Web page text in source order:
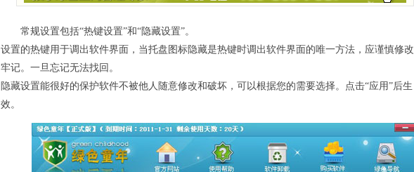
常规设置包括“热键设置”和“隐藏设置”。
设置的热键用于调出软件界面，当托盘图标隐藏是热键时调出软件界面的唯一方法，应谨慎修
牢记。一旦忘记无法找回。
隐藏设置能很好的保护软件不被他人随意修改和破坏，可以根据您的需要选择。点击“应用”后生
效。